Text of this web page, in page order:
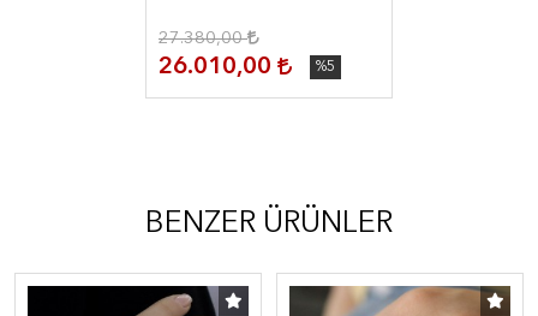
27.380,00
26.010,00 %5
BENZER ÜRÜNLER